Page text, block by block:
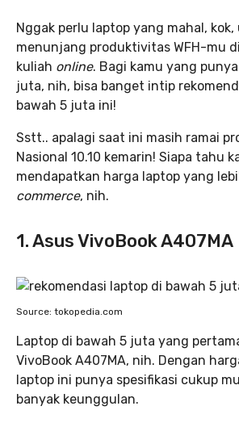
Nggak perlu laptop yang mahal,
menunjang produktivitas WFH-mu
kuliah online. Bagi kamu yang
juta, nih, bisa banget intip
bawah 5 juta ini!
Sstt.. apalagi saat ini masih ramai
Nasional 10.10 kemarin! Siapa tahu
mendapatkan harga laptop yang
commerce, nih.
1. Asus VivoBook A407MA
Source: tokopedia.com
Laptop di bawah 5 juta yang
VivoBook A407MA, nih. Dengan
laptop ini punya spesifikasi cukup
banyak keunggulan.